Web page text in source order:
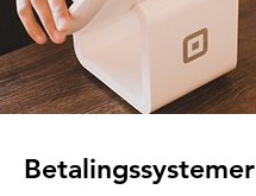
Betalingssystemer